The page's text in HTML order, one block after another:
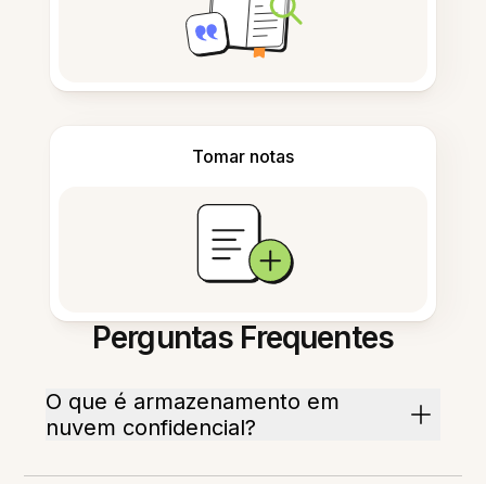
Tomar notas
Perguntas Frequentes
O que é armazenamento em
nuvem confidencial?